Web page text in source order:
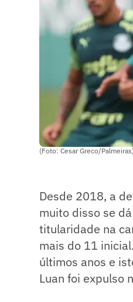
(Foto: Cesar Greco/Palmeiras)
Desde 2018, a
muito disso se
titularidade na
mais do 11
últimos anos e
Luan foi expulso